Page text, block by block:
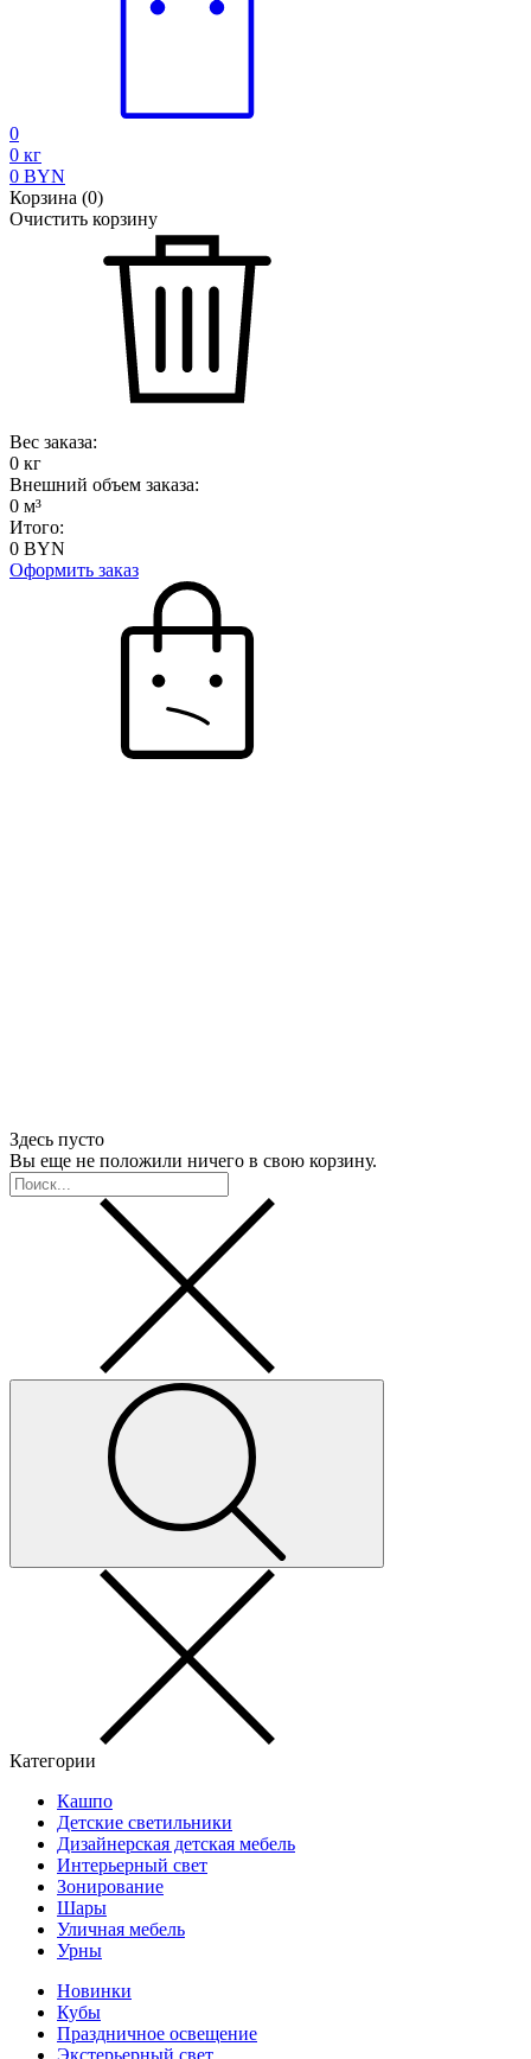
0
0 кг
0 BYN
Корзина (0)
Очистить корзину
Вес заказа:
0 кг
Внешний объем заказа:
0 м³
Итого:
0 BYN
Оформить заказ
Здесь пусто
Вы еще не положили ничего в свою корзину.
Категории
Кашпо
Детские светильники
Дизайнерская детская мебель
Интерьерный свет
Зонирование
Шары
Уличная мебель
Урны
Новинки
Кубы
Праздничное освещение
Экстерьерный свет